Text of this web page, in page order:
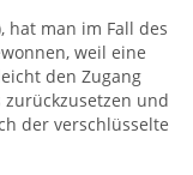
hat man im Fall des
weil eine
den Zugang
und
der verschlüsselte